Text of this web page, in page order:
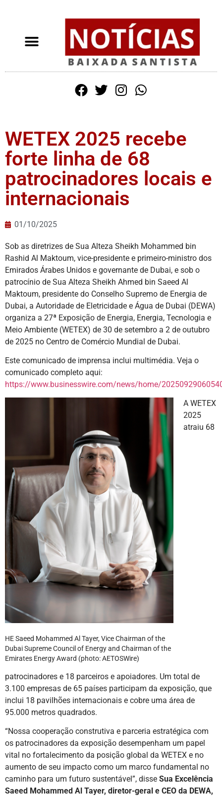
WETEX 2025 recebe
forte linha de 68
patrocinadores locais e
internacionais
01/10/2025
Sob as diretrizes de Sua Alteza Sheikh Mohammed bin
Rashid Al Maktoum, vice-presidente e primeiro-ministro dos
Emirados Árabes Unidos e governante de Dubai, e sob o
patrocínio de Sua Alteza Sheikh Ahmed bin Saeed Al
Maktoum, presidente do Conselho Supremo de Energia de
Dubai, a Autoridade de Eletricidade e Água de Dubai (DEWA)
organiza a 27ª Exposição de Energia, Energia, Tecnologia e
Meio Ambiente (WETEX) de 30 de setembro a 2 de outubro
de 2025 no Centro de Comércio Mundial de Dubai.
Este comunicado de imprensa inclui multimédia. Veja o
comunicado completo aqui:
https://www.businesswire.com/news/home/
HE Saeed Mohammed Al Tayer, Vice Chairman of the
Dubai Supreme Council of Energy and Chairman of the
Emirates Energy Award (photo: AETOSWire)
A WETEX
2025
atraiu 68
patrocinadores e 18 parceiros e apoiadores. Um total de
3.100 empresas de 65 países participam da exposição, que
inclui 18 pavilhões internacionais e cobre uma área de
95.000 metros quadrados.
“Nossa cooperação construtiva e parceria estratégica com
os patrocinadores da exposição desempenham um papel
vital no fortalecimento da posição global da WETEX e no
aumento de seu impacto como um marco fundamental no
caminho para um futuro sustentável”, disse Sua Excelência
Saeed Mohammed Al Tayer, diretor-geral e CEO da DEWA,